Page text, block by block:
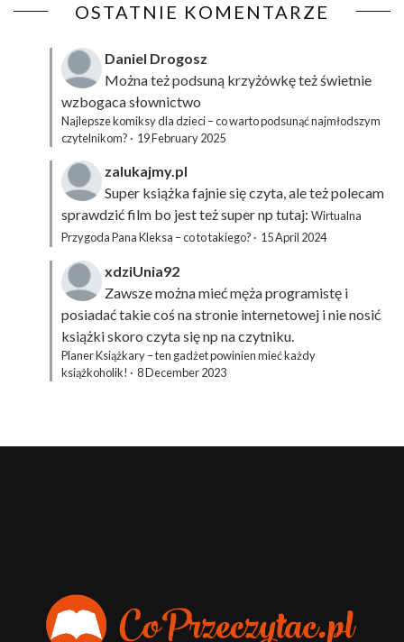
OSTATNIE KOMENTARZE
Daniel Drogosz
Można też podsuną krzyżówkęteż świetnie
wzbogaca słownictwo
Najlepsze komiksy dla dzieci – co warto podsunąć najmłodszym
czytelnikom? · 19 February 2025
zalukajmy.pl
Super książka fajnie się czyta, ale też polecam
sprawdzić film bo jest też super np tutaj: Wirtualna
Przygoda Pana Kleksa – co to takiego? · 15 April 2024
xdziUnia92
Zawsze można mieć męża programistę i
posiadać takie coś na stronie internetowej i nie nosić
książki skoro czyta się np na czytniku.
Planer Książkary – ten gadżet powinien mieć każdy
książkoholik! · 8 December 2023